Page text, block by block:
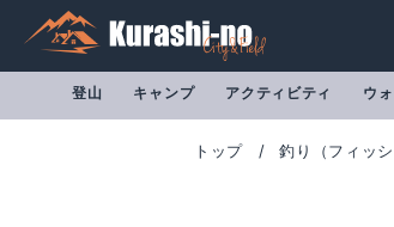
登山 キャンプ アクティビティ ウ
トップ 釣り（フィッシ